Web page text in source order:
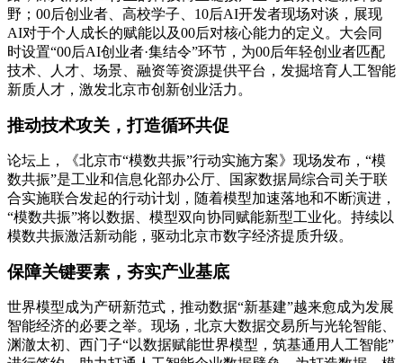
野；00后创业者、高校学子、10后AI开发者现场对谈，展现
AI对于个人成长的赋能以及00后对核心能力的定义。大会同
时设置“00后AI创业者·集结令”环节，为00后年轻创业者匹配
技术、人才、场景、融资等资源提供平台，发掘培育人工智能
新质人才，激发北京市创新创业活力。
推动技术攻关，打造循环共促
论坛上，《北京市“模数共振”行动实施方案》现场发布，“模
数共振”是工业和信息化部办公厅、国家数据局综合司关于联
合实施联合发起的行动计划，随着模型加速落地和不断演进，
“模数共振”将以数据、模型双向协同赋能新型工业化。持续以
模数共振激活新动能，驱动北京市数字经济提质升级。
保障关键要素，夯实产业基底
世界模型成为产研新范式，推动数据“新基建”越来愈成为发展
智能经济的必要之举。现场，北京大数据交易所与光轮智能、
渊澈太初、西门子“以数据赋能世界模型，筑基通用人工智能”